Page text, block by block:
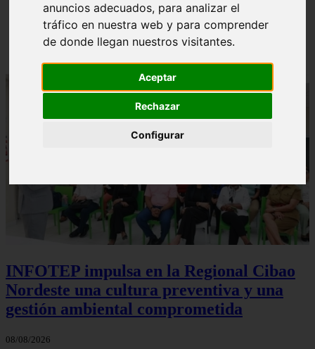
anuncios adecuados, para analizar el
tráfico en nuestra web y para comprender
de donde llegan nuestros visitantes.
Aceptar
Rechazar
Configurar
Mejores Universidades para estudiar Veterinaria en
República Dominicana
INFOTEP impulsa en la Regional Cibao
Nordeste una cultura preventiva y una
gestión ambiental comprometida
08/08/2026